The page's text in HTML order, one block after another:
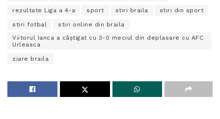
rezultate Liga a 4-a sport stiri braila stiri din sport
stiri fotbal
stiri online din braila
Viitorul Ianca a câștigat cu 3-0 meciul din deplasare cu AFC
Urleasca
ziare braila